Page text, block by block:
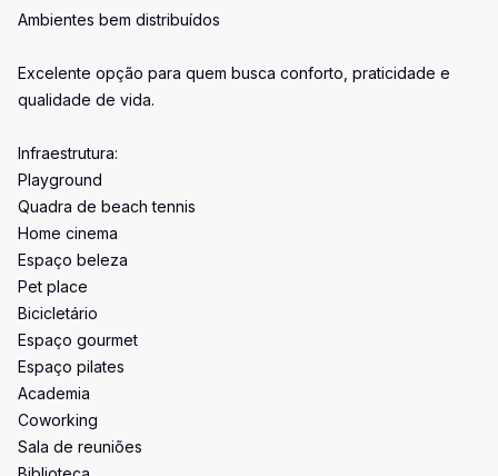
Ambientes bem distribuídos
Excelente opção para quem busca conforto, praticidade e
qualidade de vida.
Infraestrutura:
Playground
Quadra de beach tennis
Home cinema
Espaço beleza
Pet place
Bicicletário
Espaço gourmet
Espaço pilates
Academia
Coworking
Sala de reuniões